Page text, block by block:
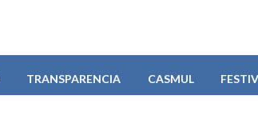
TRANSPARENCIA CASMUL